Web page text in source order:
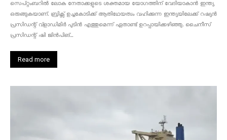
സെപ്റ്റംബറിൽ ലോക നേതാക്കളുടെ ശക്തമായ യോഗത്തിന് വേദിയാകാൻ ഇന്ത്യ
ഒരുങ്ങുകയാണ്. ബ്രിക്സ് ഉച്ചകോടിക്ക് ആതിഥേയത്വം വഹിക്കുന്ന ഇന്ത്യയിലേക്ക് റഷ്യൻ
പ്രസിഡന്റ് വ്‌ളാഡിമിർ പുടിൻ എത്തുമെന്ന് ഏതാണ്ട് ഉറപ്പായിക്കഴിഞ്ഞു. ചൈനീസ്
പ്രസിഡന്റ് ഷി ജിൻപിങ്...
Read more